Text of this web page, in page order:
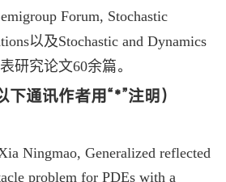
Forum, Stochastic
以及Stochastic and Dynamics
研究论文60余篇。
下通讯作者用“﹡”注明）
Ningmao, Generalized reflected
problem for PDEs with a